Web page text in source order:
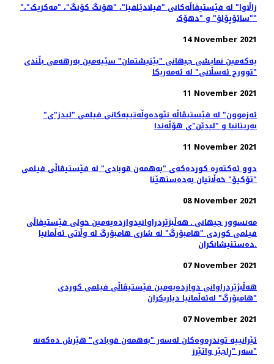
"زاڵاوا" لە فێستیڤاڵەکانی "فیلادێلفیا"، "هۆنگ کۆنگ"، "مەکزیک"،
"سائۆپۆلۆ" و "دهۆک"
14 November 2021
یەکەمین نمایشی جیهانی "بێنیشتمان" سێیەمین بەرهەمی بڵندی
"توورج ئەسڵانی" لە ئەمەریکا
11 November 2021
"ئەزموون" لە فێستیڤاڵە نێودەوڵەتییەکانی فیلمی "لیدز"ی
بەریتانیا و "لیدێن"ی هۆڵەندا
11 November 2021
دوو ئەکتەرە کوردەکەی "بەهمەن قوبادی" لە فێستیڤاڵی فیلمی
"تۆکیۆ" خەڵاتیان بەدەستهێنا
08 November 2021
مەنسوور جیهانی ـ هه‌ڵبژێردراوانیدوازدەیەمین خولی فێستیڤاڵی
فیلمی کوردی "هامبۆرگ" لە شاری هامبۆرگ لە وڵاتی ئەڵمانیا
ده‌ستنیشانکران.
07 November 2021
هه‌ڵبژێردراوانی دوازدەیەمین فێستیڤاڵی فیلمی کوردی
"هامبۆرگ" لەئەڵمانیا دیاریکران
07 November 2021
ئێرانییە توندڕەوەکان لەسەر "بەهمەن قوبادی" هێرش دەکەنە
سەر "ڕاجێر واتێرز"